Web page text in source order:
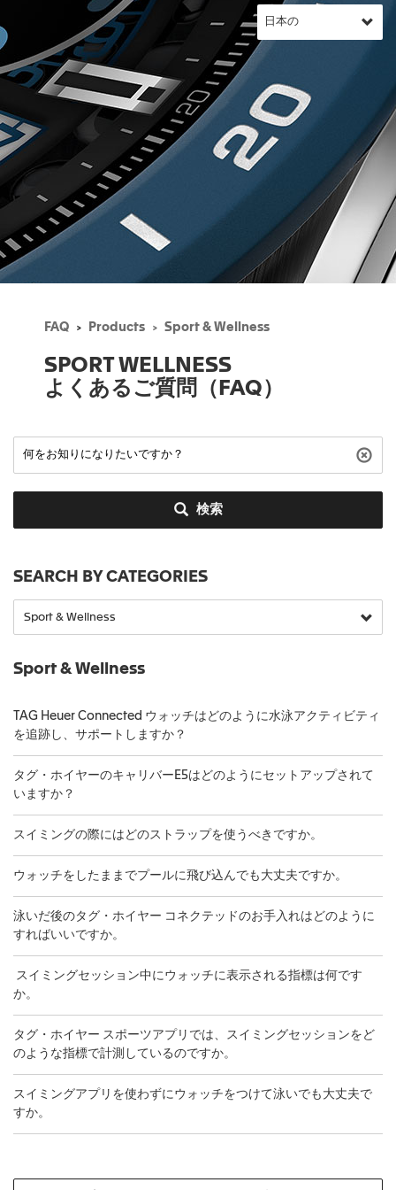
FAQ Products Sport & Wellness
SPORT WELLNESS
よくあるご質問（FAQ）
検索
SEARCH BY CATEGORIES
Sport & Wellness
TAG Heuer Connected ウォッチはどのように水泳アクティビティ
を追跡し、サポートしますか？
タグ・ホイヤーのキャリバーE5はどのようにセットアップされて
いますか？
スイミングの際にはどのストラップを使うべきですか。
ウォッチをしたままでプールに飛び込んでも大丈夫ですか。
泳いだ後のタグ・ホイヤー コネクテッドのお手入れはどのように
すればいいですか。
スイミングセッション中にウォッチに表示される指標は何です
か。
タグ・ホイヤー スポーツアプリでは、スイミングセッションをど
のような指標で計測しているのですか。
スイミングアプリを使わずにウォッチをつけて泳いでも大丈夫で
すか。